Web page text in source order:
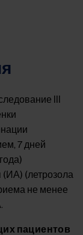
III
7 дней
(ИА) (летрозола
не менее
пациентов